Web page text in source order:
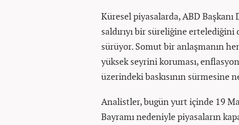
Küresel piyasalarda, ABD
saldırıyı bir süreliğine
sürüyor. Somut bir anlaşmanın
yüksek seyrini koruması,
üzerindeki baskısının sürmesine
Analistler, bugün yurt içinde 19
Bayramı nedeniyle piyasaların